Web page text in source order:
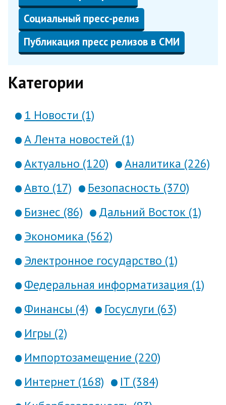
Социальный пресс-релиз
Публикация пресс релизов в СМИ
Категории
1 Новости (1)
А Лента новостей (1)
Актуально (120)
Аналитика (226)
Авто (17)
Безопасность (370)
Бизнес (86)
Дальний Восток (1)
Экономика (562)
Электронное государство (1)
Федеральная информатизация (1)
Финансы (4)
Госуслуги (63)
Игры (2)
Импортозамещение (220)
Интернет (168)
IT (384)